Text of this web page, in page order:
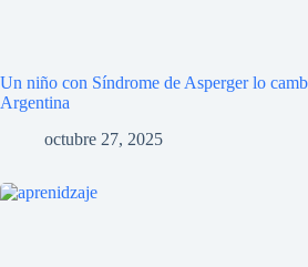
Un niño con Síndrome de Asperger lo
Argentina
octubre 27, 2025